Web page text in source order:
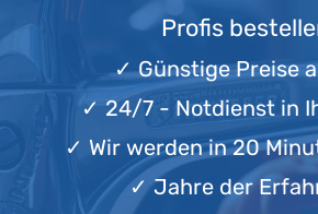
Profis
✓Günstige Preise
✓ 24/7 - Notdienst in
✓ Wir werden in 20
✓Jahre der